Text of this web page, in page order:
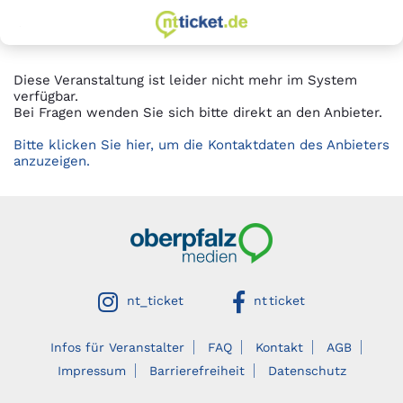
zur Startseite
zum
zur
Diese Veranstaltung ist leider nicht mehr im System
verfügbar.
Bei Fragen wenden Sie sich bitte direkt an den Anbieter.
Bitte klicken Sie hier, um die Kontaktdaten des Anbieters
anzuzeigen.
Oberpfalzmedien
nt_ticketauf instagramnt ticketauf facebook
Infos für Veranstalter FAQ Kontakt
AGB
Impressum
Barrierefreiheit Datenschutz